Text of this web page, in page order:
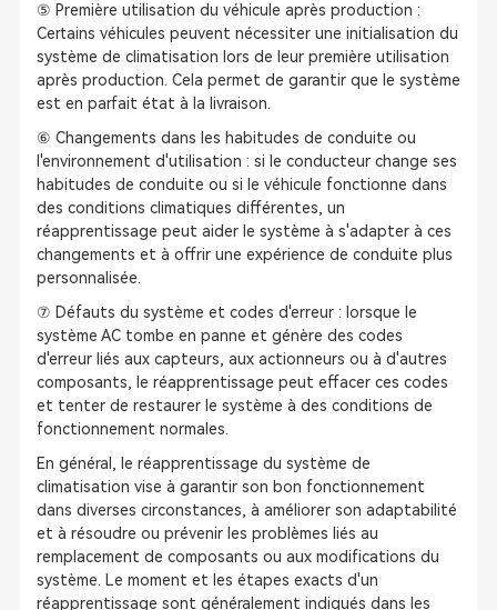
⑤ Première utilisation du véhicule après production :
Certains véhicules peuvent nécessiter une initialisation du
système de climatisation lors de leur première utilisation
après production. Cela permet de garantir que le système
est en parfait état à la livraison.
⑥ Changements dans les habitudes de conduite ou
l'environnement d'utilisation : si le conducteur change ses
habitudes de conduite ou si le véhicule fonctionne dans
des conditions climatiques différentes, un
réapprentissage peut aider le système à s'adapter à ces
changements et à offrir une expérience de conduite plus
personnalisée.
⑦ Défauts du système et codes d'erreur : lorsque le
système AC tombe en panne et génère des codes
d'erreur liés aux capteurs, aux actionneurs ou à d'autres
composants, le réapprentissage peut effacer ces codes
et tenter de restaurer le système à des conditions de
fonctionnement normales.
En général, le réapprentissage du système de
climatisation vise à garantir son bon fonctionnement
dans diverses circonstances, à améliorer son adaptabilité
et à résoudre ou prévenir les problèmes liés au
remplacement de composants ou aux modifications du
système. Le moment et les étapes exacts d'un
réapprentissage sont généralement indiqués dans les